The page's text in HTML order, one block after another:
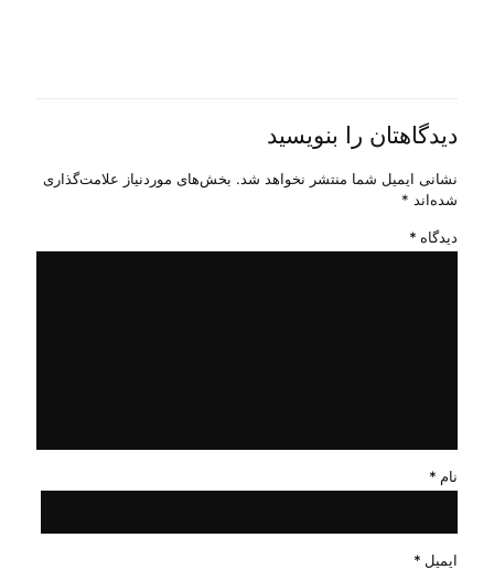
دیدگاهتان را بنویسید
نشانی ایمیل شما منتشر نخواهد شد. بخش‌های موردنیاز علامت‌گذاری
شده‌اند *
دیدگاه *
نام *
ایمیل *